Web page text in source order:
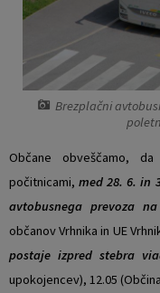
Brezplačni
Občane obveščamo,
počitnicami,med 28. 6. in
avtobusnega prevoza
občanov Vrhnika in UE
postaje izpred stebra
upokojencev), 12.05
Vaški odbori
Naselja v občini
Organigram
Varstvo osebnih podatkov
Temeljni akti občine
Strateški dokumenti
Prostorski akti občine
Predpisi in odloki
Občinski časopis
Proračun občine
Lokalne volitve